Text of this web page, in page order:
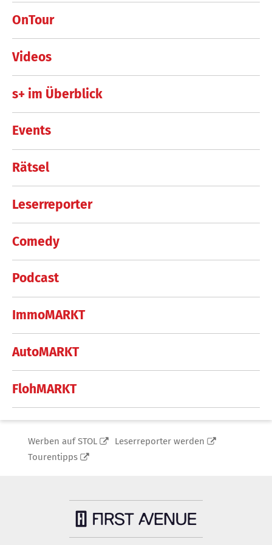
OnTour
Videos
s+ im Überblick
Events
Rätsel
Leserreporter
Comedy
Podcast
ImmoMARKT
AutoMARKT
FlohMARKT
Werben auf STOL
Leserreporter werden
Tourentipps